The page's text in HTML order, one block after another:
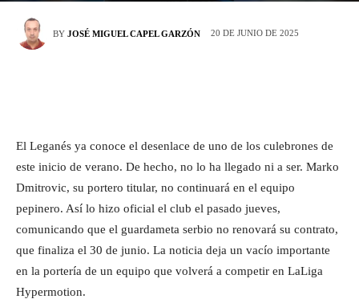
BY JOSÉ MIGUEL CAPEL GARZÓN 20 DE JUNIO DE 2025
El Leganés ya conoce el desenlace de uno de los culebrones de
este inicio de verano. De hecho, no lo ha llegado ni a ser. Marko
Dmitrovic, su portero titular, no continuará en el equipo
pepinero. Así lo hizo oficial el club el pasado jueves,
comunicando que el guardameta serbio no renovará su contrato,
que finaliza el 30 de junio. La noticia deja un vacío importante
en la portería de un equipo que volverá a competir en LaLiga
Hypermotion.